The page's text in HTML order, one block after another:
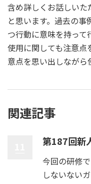
含め詳しくお話しい
と思います。過去の
つ行動に意味を持っ
使用に関しても注意
意点を思い出しなが
関連記事
第187回新
今回の研修
しないない